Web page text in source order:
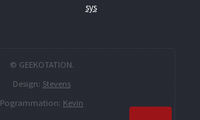
sys
© GEEKOTATION.
Design: Stevens
Pogrammation: Kevin